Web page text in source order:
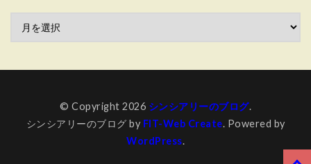
© Copyright 2026 シンシアリーのブログ.
シンシアリーのブログ by FIT-Web Create. Powered by
WordPress.